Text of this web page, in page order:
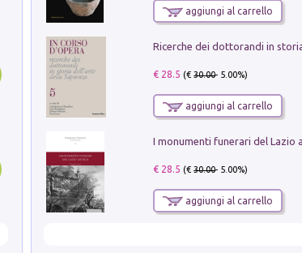
aggiungi al carrello
€ 28.5 (€30.00- 5.00%)
aggiungi al carrello
€ 28.5 (€30.00- 5.00%)
aggiungi al carrello